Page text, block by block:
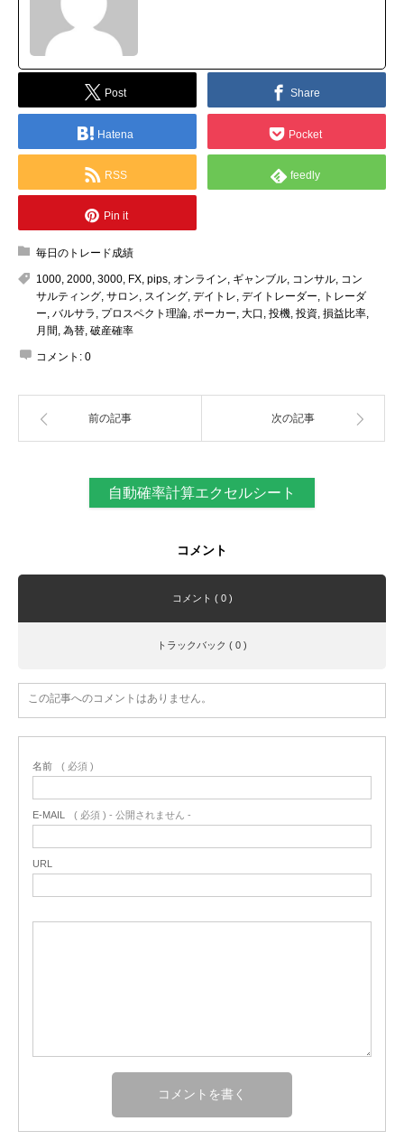
Post Share
Hatena Pocket
RSS feedly
Pin it
毎日のトレード成績
1000 2000 3000 FX pips オンライン ギャンブル コンサル コン
サルティング サロン スイング デイトレ デイトレーダー
トレーダ
ー バルサラ プロスペクト理論 ポーカー 大口 投機 投資 損益比率
月間 為替 破産確率
コメント: 0
前の記事 次の記事
自動確率計算エクセルシート
コメント
コメント ( 0 )
トラックバック ( 0 )
この記事へのコメントはありません。
名前 ( 必須 )
E-MAIL ( 必須 ) - 公開されません -
URL